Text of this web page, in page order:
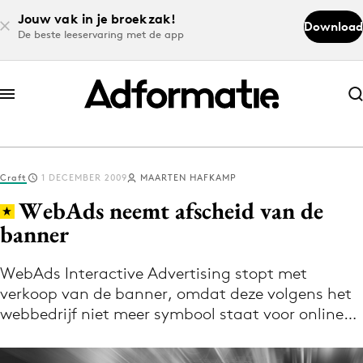
Jouw vak in je broekzak!
De beste leeservaring met de app
Download
Abonneer nu
Abonneer nu
Log in
Volg het laatste nieuws via de Adformatie
Nieuws app
Craft 1 DECEMBER 2009 MAARTEN HAFKAMP
WebAds neemt afscheid van de
banner
WebAds Interactive Advertising stopt met
verkoop van de banner, omdat deze volgens het
webbedrijf niet meer symbool staat voor online…